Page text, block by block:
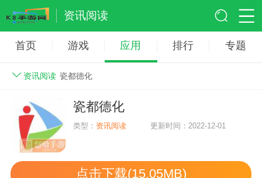
资讯阅读
首页 游戏 应用 排行 专题
资讯阅读 瓷都德化
瓷都德化
类型： 资讯阅读 更新时间：2022-12-01
点击下载(15.05MB)